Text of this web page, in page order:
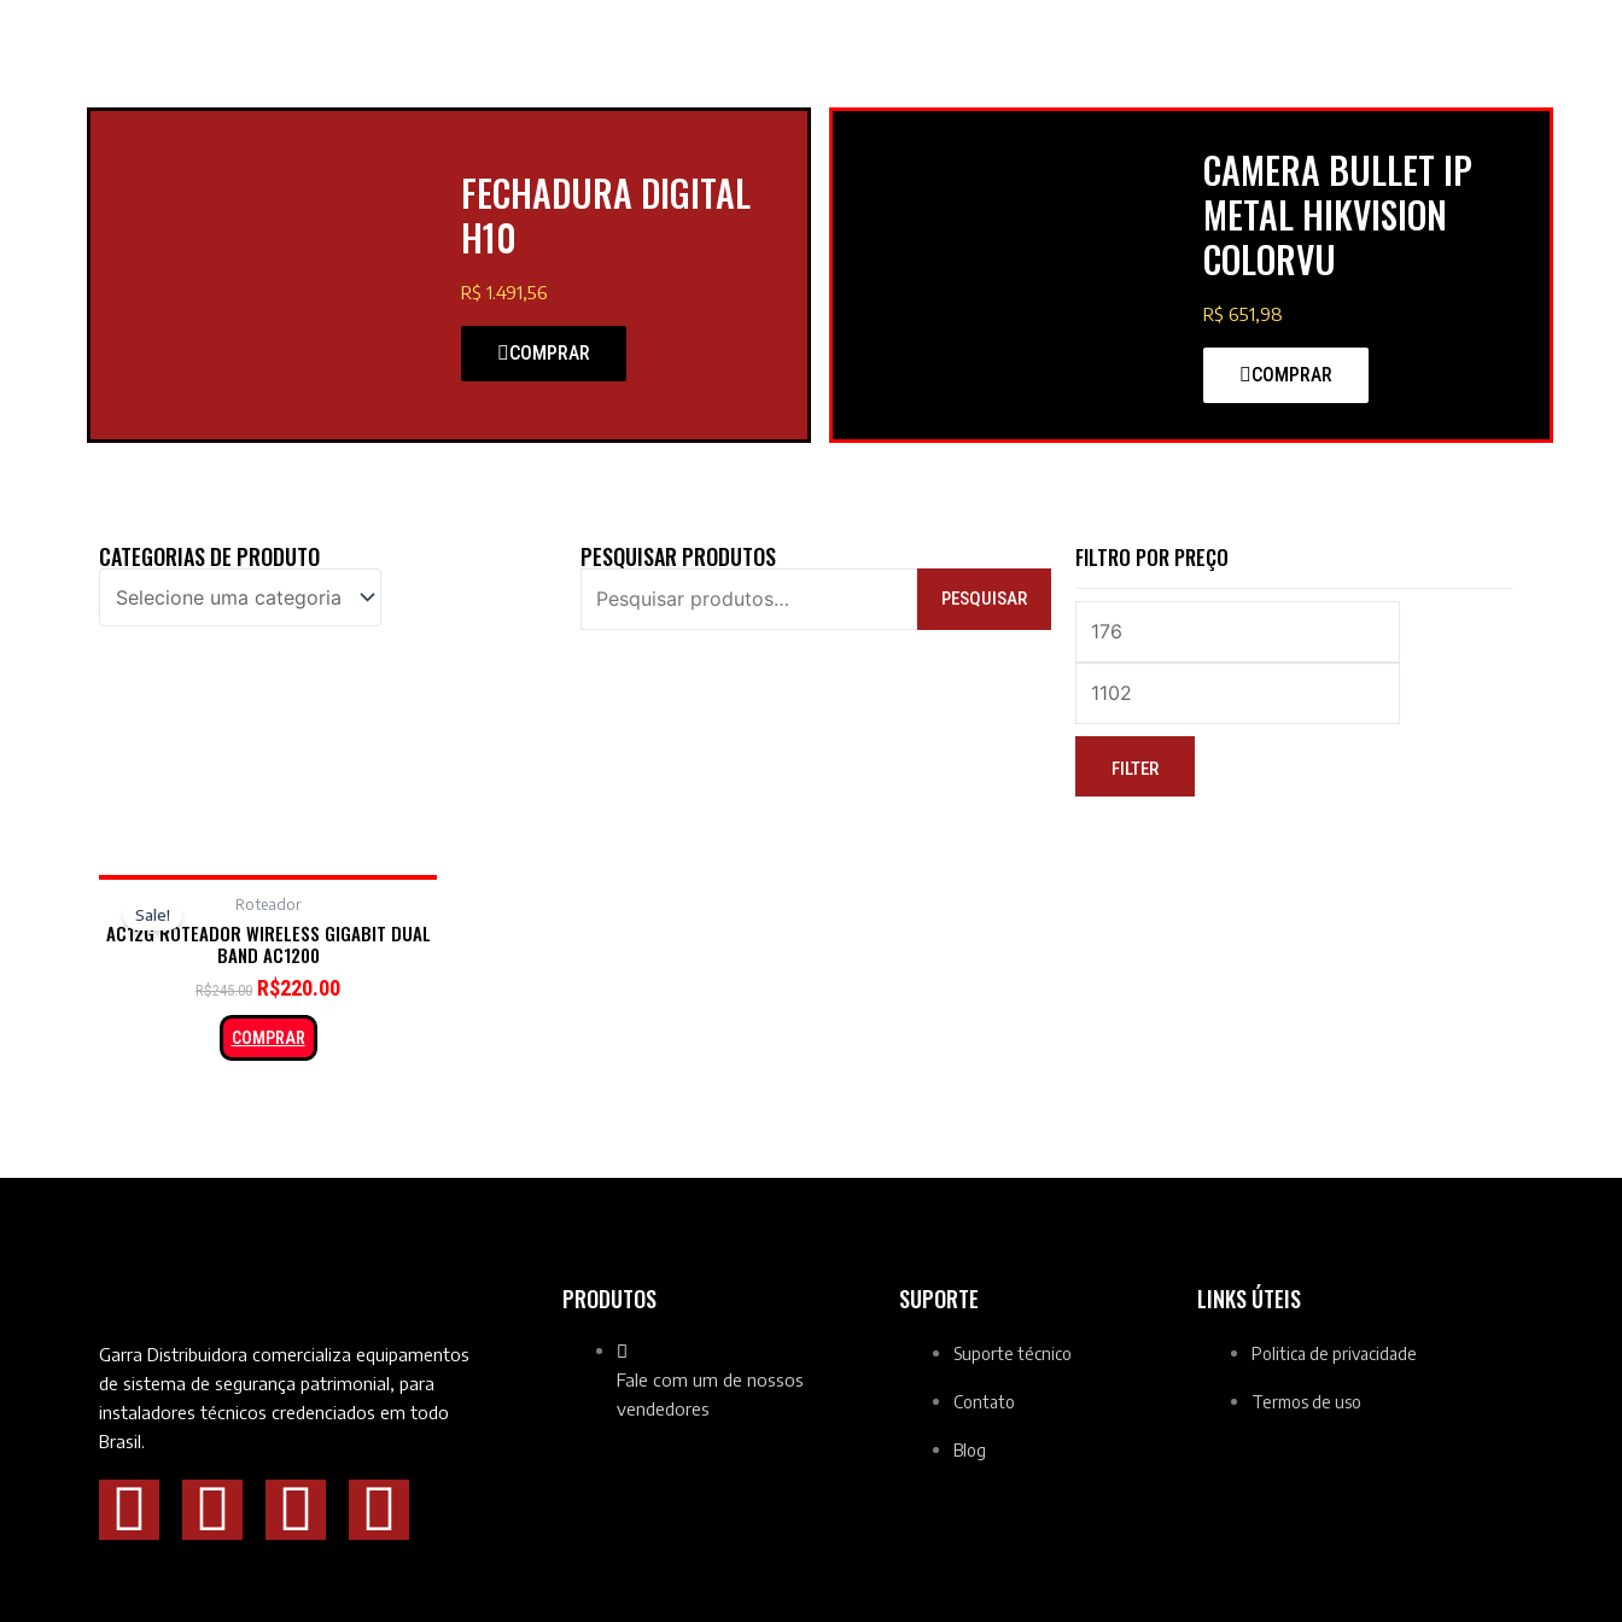
FECHADURA DIGITAL
H10
R$ 1.491,56
COMPRAR
CAMERA BULLET IP
METAL HIKVISION
COLORVU
R$ 651,98
COMPRAR
CATEGORIAS DE PRODUTO PESQUISAR PRODUTOS
PESQUISAR
FILTRO POR PREÇO
FILTER
Sale!
Roteador
AC12G ROTEADOR WIRELESS GIGABIT DUAL
BAND AC1200
R$245.00 R$220.00
COMPRAR
Garra Distribuidora comercializa equipamentos
de sistema de segurança patrimonial, para
instaladores técnicos credenciados em todo
Brasil.
PRODUTOS
Fale com um de nossos
vendedores
SUPORTE
Suporte técnico
Contato
Blog
LINKS ÚTEIS
Politica de privacidade
Termos de uso